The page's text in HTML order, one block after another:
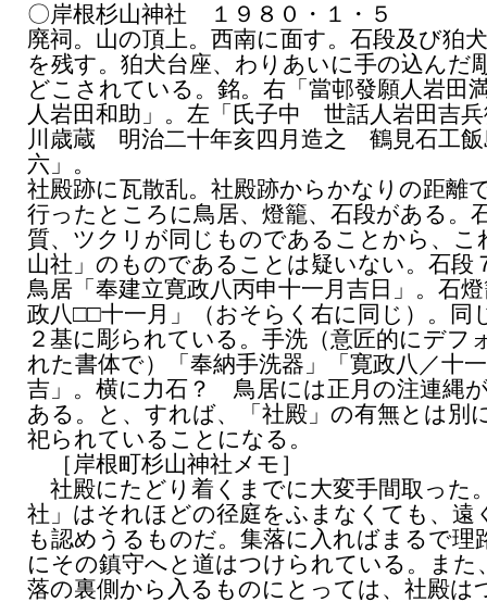
〇岸根杉山神社 １９８０・１・５
廃祠。山の頂上。西南に面す。石段及び狛
を残す。狛犬台座、わりあいに手の込んだ
どこされている。銘。右「當邨發願人岩田
人岩田和助」。左「氏子中 世話人岩田吉
川歳蔵 明治二十年亥四月造之 鶴見石工飯
六」。
社殿跡に瓦散乱。社殿跡からかなりの距離
行ったところに鳥居、燈籠、石段がある。
質、ツクリが同じものであることから、こ
山社」のものであることは疑いない。石段
鳥居「奉建立寛政八丙申十一月吉日」。石
政八□□十一月」（おそらく右に同じ）。同
２基に彫られている。手洗（意匠的にデフ
れた書体で）「奉納手洗器」「寛政八／十
吉」。横に力石？ 鳥居には正月の注連縄
ある。と、すれば、「社殿」の有無とは別
祀られていることになる。
［岸根町杉山神社メモ］
社殿にたどり着くまでに大変手間取った
社」はそれほどの径庭をふまなくても、遠
も認めうるものだ。集落に入ればまるで理
にその鎮守へと道はつけられている。また
落の裏側から入るものにとっては、社殿は